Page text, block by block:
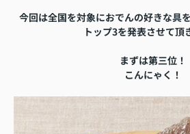
今回は全国を対象におでんの好きな具
トップ3を発表させて頂
まずは第三位！
こんにゃく！